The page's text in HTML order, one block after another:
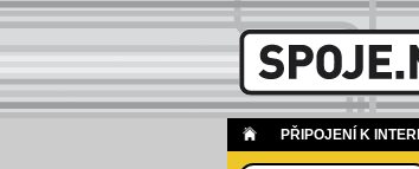
PŘIPOJENÍ K